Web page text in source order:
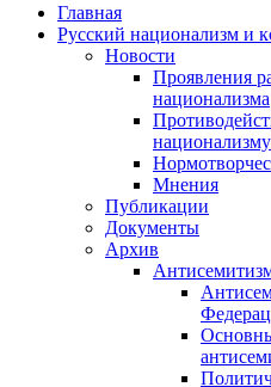
Главная
Русский национализм и
Новости
Проявления
национализма
национализму
Мнения
Публикации
Документы
Архив